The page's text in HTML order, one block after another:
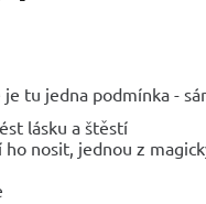
tu jedna podmínka -
lásku a štěstí
nosit, jednou z